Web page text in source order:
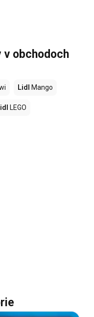
v obchodoch
Lidl Mango
LEGO